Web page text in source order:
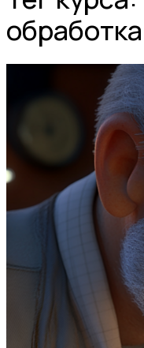
обработка